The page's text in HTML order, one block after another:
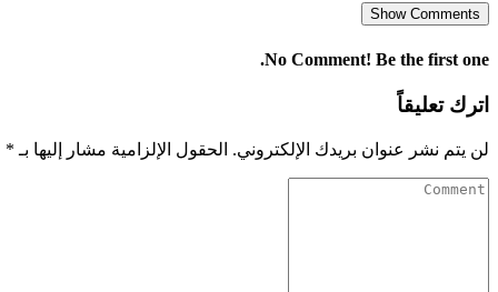
Show Comments
No Comment! Be the first one.
اترك تعليقاً
لن يتم نشر عنوان بريدك الإلكتروني. الحقول الإلزامية مشار إليها بـ *